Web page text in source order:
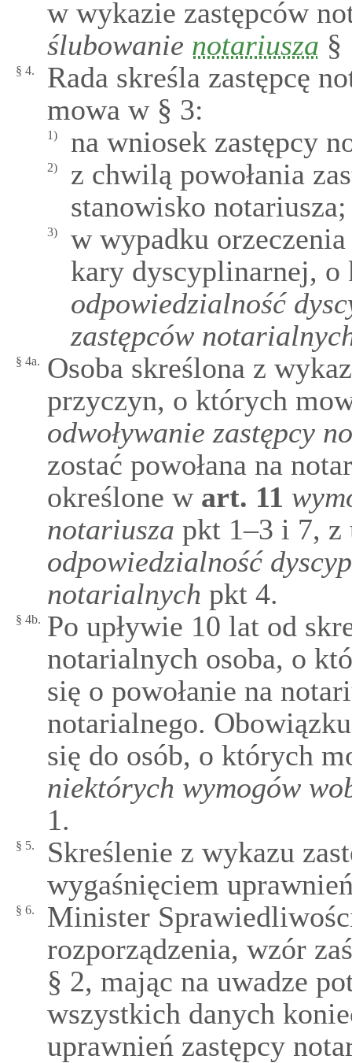
w wykazie zastępców
ślubowanie notariusza §
§ 4.
Rada skreśla zastępcę
mowa w § 3:
1) na wniosek zastępcy
2)
z chwilą powołania
stanowisko notariusza;
3)
w wypadku
kary dyscyplinarnej, o
odpowiedzialność
zastępców
§ 4a.
Osoba skreślona z
przyczyn, o których
odwoływanie zastępcy
zostać powołana na
określone wart. 11
notariusza pkt 1–3 i 7, z
odpowiedzialność
notarialnych pkt 4.
§ 4b. Po upływie 10 lat od
notarialnych osoba, o
się o powołanie na
notarialnego.
się do osób, o których
niektórych wymogów
1.
§ 5.
Skreślenie z wykazu
wygaśnięciem
§ 6.
Minister
rozporządzenia, wzór
§ 2, mając na uwadze
wszystkich danych
uprawnień zastępcy